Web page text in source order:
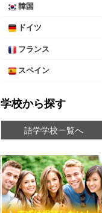
韓国
ドイツ
フランス
スペイン
学校から探す
語学学校一覧へ